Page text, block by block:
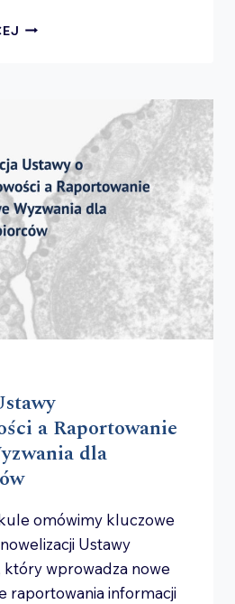
ZAPOWIADANE
PRZEPISY
PODATKOWE
OD 2025
ROKU
a Raportowanie
dla
omówimy kluczowe
Ustawy
który wprowadza nowe
raportowania informacji